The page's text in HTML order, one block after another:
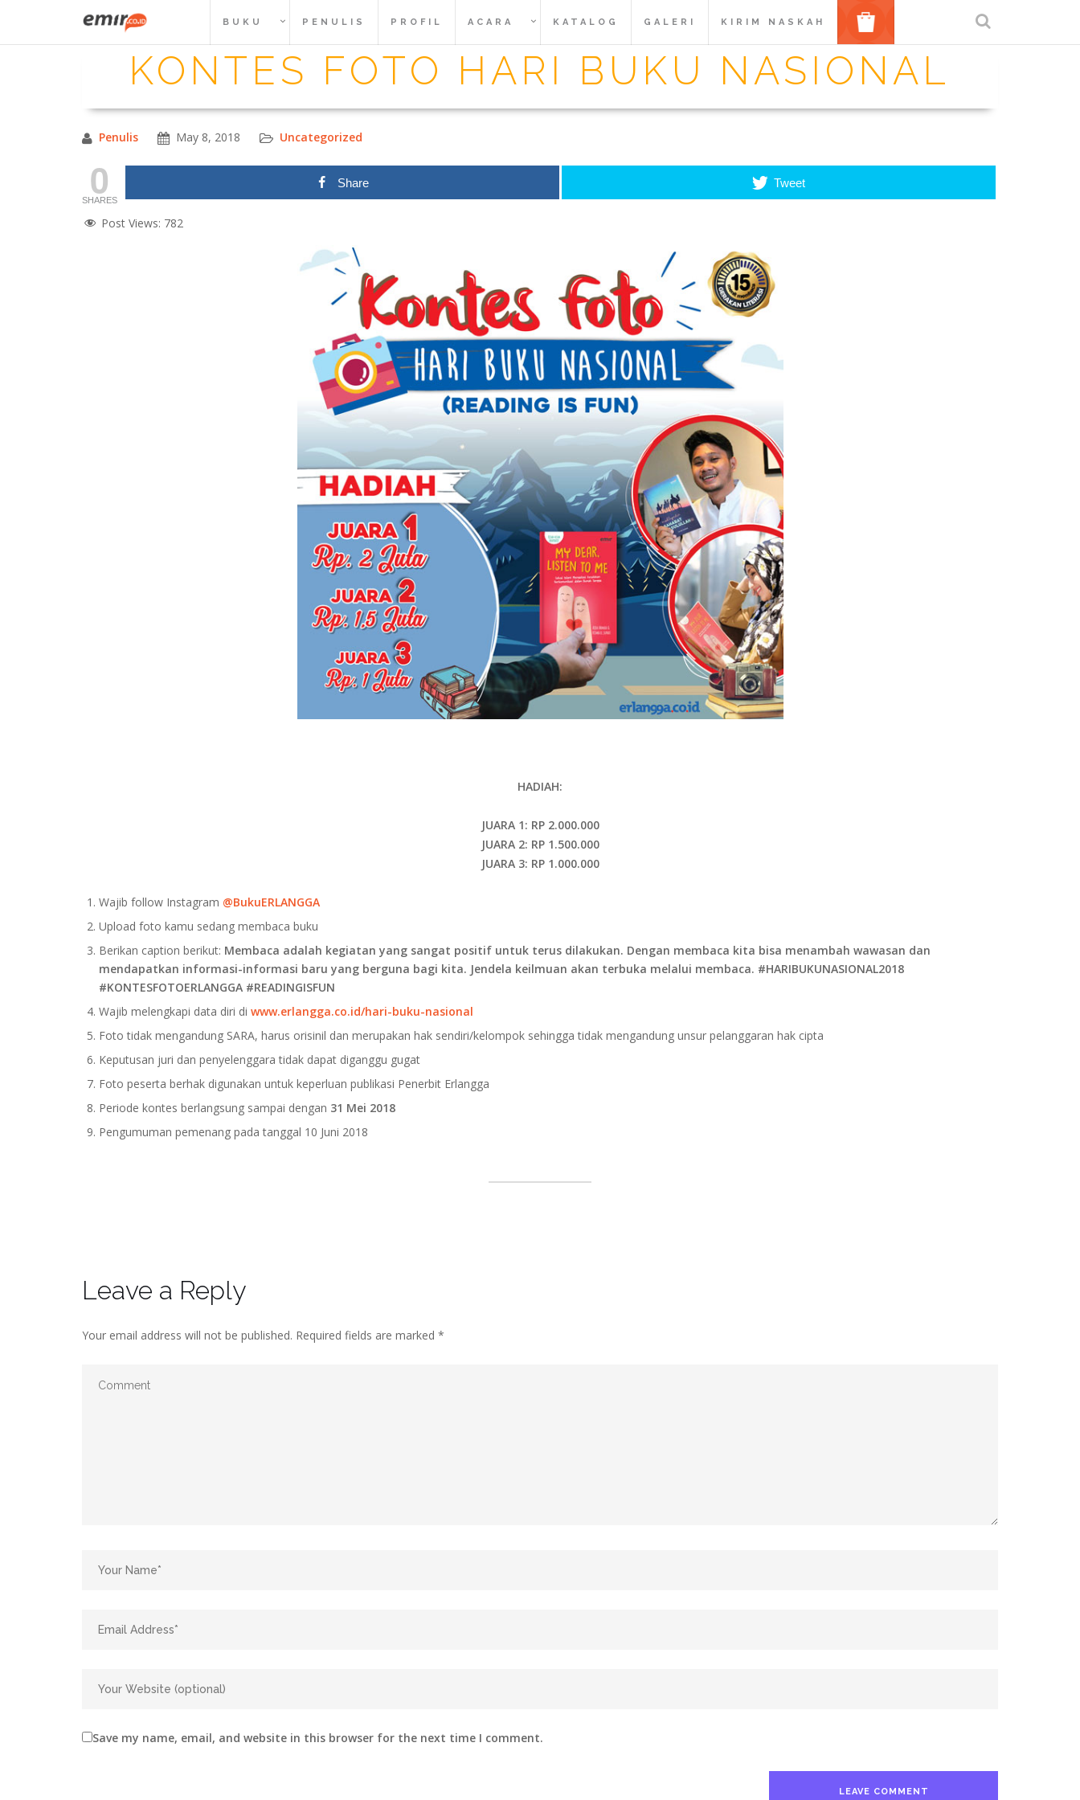
content
BUKU PENULIS PROFIL ACARA KATALOG GALERI KIRIM NASKAH BELANJA
KONTES FOTO HARI BUKU NASIONAL
Penulis May 8, 2018 Uncategorized
0
SHARES
Share Tweet
Post Views: 782
HADIAH:
JUARA 1: RP 2.000.000
JUARA 2: RP 1.500.000
JUARA 3: RP 1.000.000
Wajib follow Instagram @BukuERLANGGA
Upload foto kamu sedang membaca buku
Berikan caption berikut: Membaca adalah kegiatan yang sangat positif untuk terus dilakukan. Dengan membaca kita bisa menambah wawasan dan
mendapatkan informasi-informasi baru yang berguna bagi kita. Jendela keilmuan akan terbuka melalui membaca. #HARIBUKUNASIONAL2018
#KONTESFOTOERLANGGA #READINGISFUN
Wajib melengkapi data diri di www.erlangga.co.id/hari-buku-nasional
Foto tidak mengandung SARA, harus orisinil dan merupakan hak sendiri/kelompok sehingga tidak mengandung unsur pelanggaran hak cipta
Keputusan juri dan penyelenggara tidak dapat diganggu gugat
Foto peserta berhak digunakan untuk keperluan publikasi Penerbit Erlangga
Periode kontes berlangsung sampai dengan 31 Mei 2018
Pengumuman pemenang pada tanggal 10 Juni 2018
Leave a Reply
Your email address will not be published. Required fields are marked *
Save my name, email, and website in this browser for the next time I comment.